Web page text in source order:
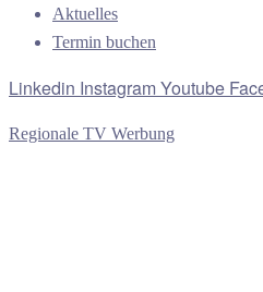
Aktuelles
Termin buchen
Linkedin InstagramYoutube
Regionale TV Werbung